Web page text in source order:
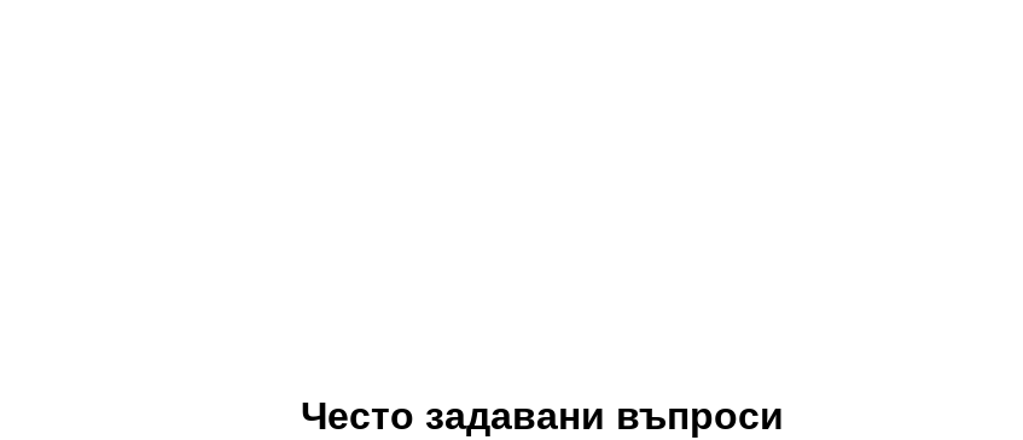
Често задавани въпроси